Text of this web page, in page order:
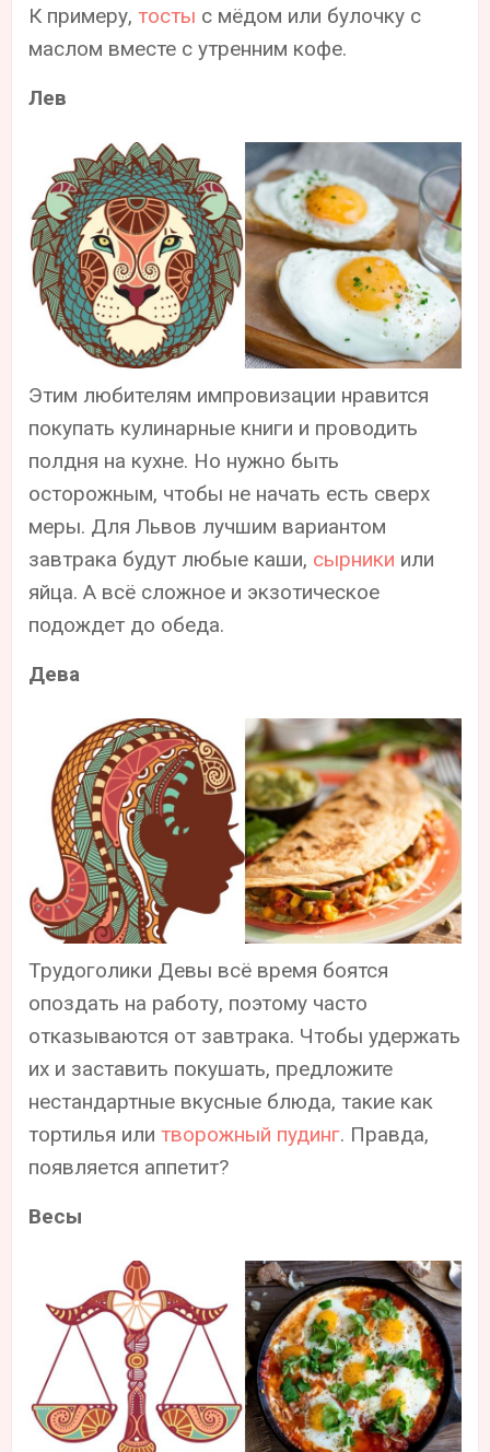
К примеру,тосты с мёдом или булочку с
маслом вместе с утренним кофе.
Лев
Этим любителям импровизации нравится
покупать кулинарные книги и проводить
полдня на кухне. Но нужно быть
осторожным, чтобы не начать есть сверх
меры. Для Львов лучшим вариантом
завтрака будут любые каши, сырники или
яйца. А всё сложное и экзотическое
подождет до обеда.
Дева
Трудоголики Девы всё время боятся
опоздать на работу, поэтому часто
отказываются от завтрака. Чтобы удержать
их и заставить покушать, предложите
нестандартные вкусные блюда, такие как
тортилья илитворожный пудинг. Правда,
появляется аппетит?
Весы